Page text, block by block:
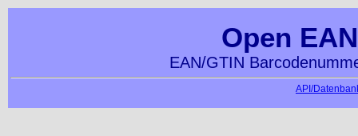
Open
EAN/GTIN
API/